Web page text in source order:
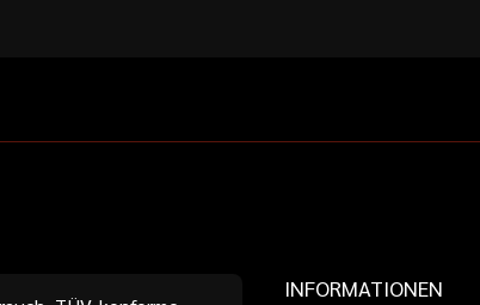
INFORMATIONEN